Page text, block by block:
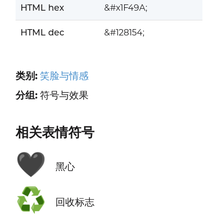
HTML hex &#x1F49A;
HTML dec &#128154;
类别: 笑脸与情感
分组:符号与效果
相关表情符号
🖤 黑心
♻️ 回收标志